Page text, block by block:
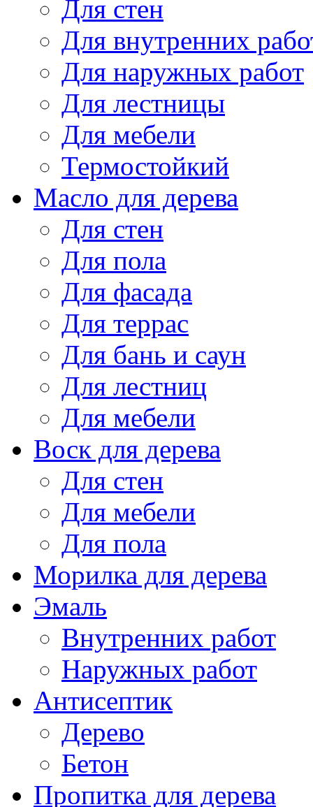
Для стен
Для внутренних
Для наружных работ
Для лестницы
Для мебели
Термостойкий
Масло для дерева
Для стен
Для пола
Для фасада
Для террас
Для бань и саун
Для лестниц
Для мебели
Воск для дерева
Для стен
Для мебели
Для пола
Морилка для дерева
Эмаль
Внутренних работ
Наружных работ
Антисептик
Дерево
Бетон
Пропитка для дерева